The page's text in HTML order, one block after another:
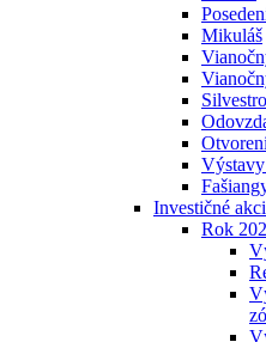
Mikuláš
Investičné
Rok